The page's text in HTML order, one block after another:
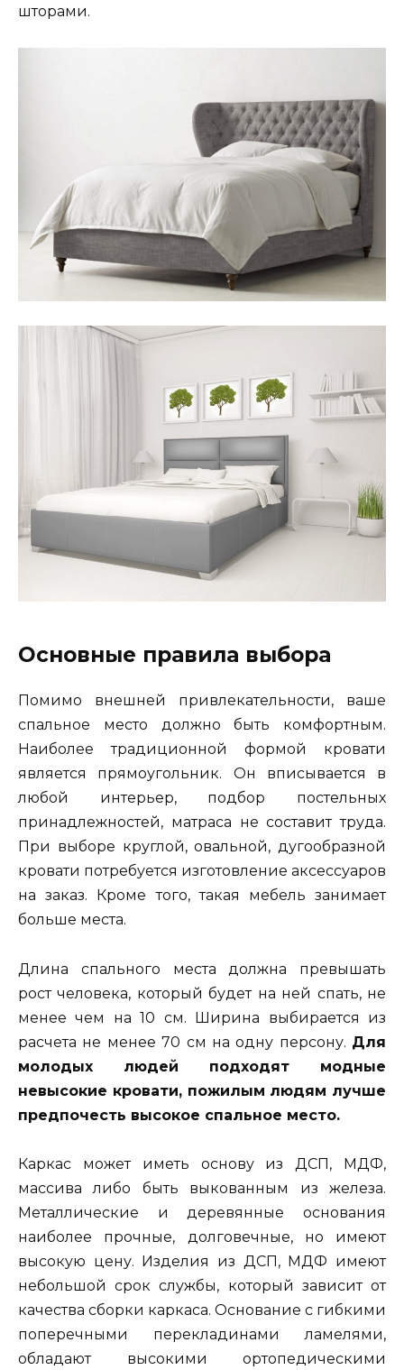
шторами.
Основные правила выбора
Помимо внешней привлекательности, ваше
спальное место должно быть комфортным.
Наиболее традиционной формой кровати
является прямоугольник. Он вписывается в
любой интерьер, подбор постельных
принадлежностей, матраса не составит труда.
При выборе круглой, овальной, дугообразной
кровати потребуется изготовление аксессуаров
на заказ. Кроме того, такая мебель занимает
больше места.
Длина спального места должна превышать
рост человека, который будет на ней спать, не
менее чем на 10 см. Ширина выбирается из
расчета не менее 70 см на одну персону. Для
молодых людей подходят модные
невысокие кровати, пожилым людям лучше
предпочесть высокое спальное место.
Каркас может иметь основу из ДСП, МДФ,
массива либо быть выкованным из железа.
Металлические и деревянные основания
наиболее прочные, долговечные, но имеют
высокую цену. Изделия из ДСП, МДФ имеют
небольшой срок службы, который зависит от
качества сборки каркаса. Основание с гибкими
поперечными перекладинами ламелями,
обладают высокими ортопедическими